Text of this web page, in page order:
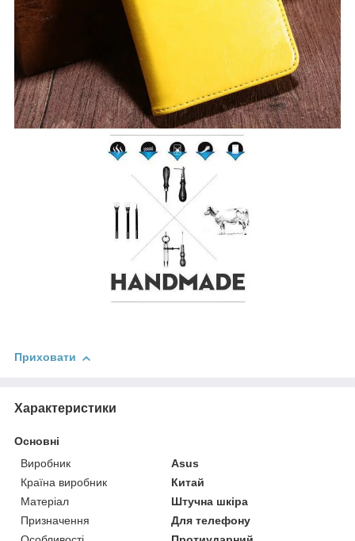
Приховати
Характеристики
Основні
Виробник
Asus
Країна виробник
Китай
Матеріал
Штучна шкіра
Призначення
Для телефону